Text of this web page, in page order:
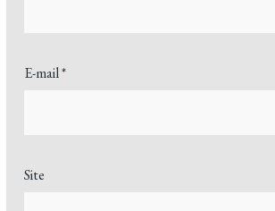
E-mail*
Site